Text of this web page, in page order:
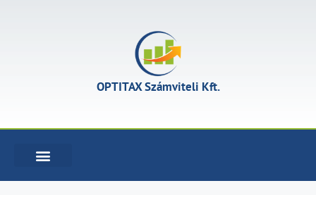
OPTITAX Számviteli Kft.